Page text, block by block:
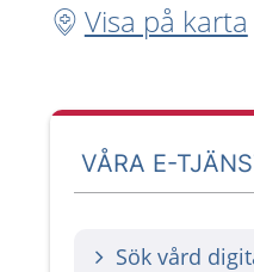
Visa på karta
VÅRA E-
Sök vård